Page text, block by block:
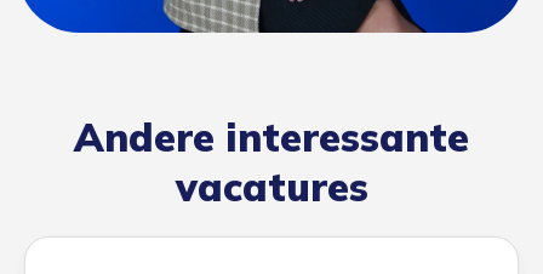
Andere interessante
vacatures